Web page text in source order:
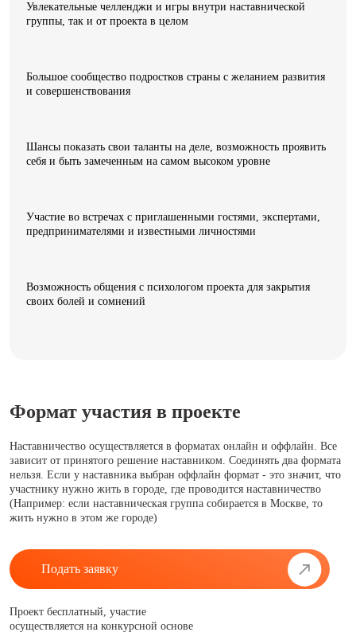
Увлекательные челленджи и игры внутри наставнической
группы, так и от проекта в целом
Большое сообщество подростков страны с желанием развития
и совершенствования
Шансы показать свои таланты на деле, возможность проявить
себя и быть замеченным на самом высоком уровне
Участие во встречах с приглашенными гостями, экспертами,
предпринимателями и известными личностями
Возможность общения с психологом проекта для закрытия
своих болей и сомнений
Формат участия в проекте
Наставничество осуществляется в форматах онлайн и оффлайн. Все
зависит от принятого решение наставником. Соединять два формата
нельзя. Если у наставника выбран оффлайн формат - это значит, что
участнику нужно жить в городе, где проводится наставничество
(Например: если наставническая группа собирается в Москве, то
жить нужно в этом же городе)
Подать заявку
Проект бесплатный, участие
осуществляется на конкурсной основе